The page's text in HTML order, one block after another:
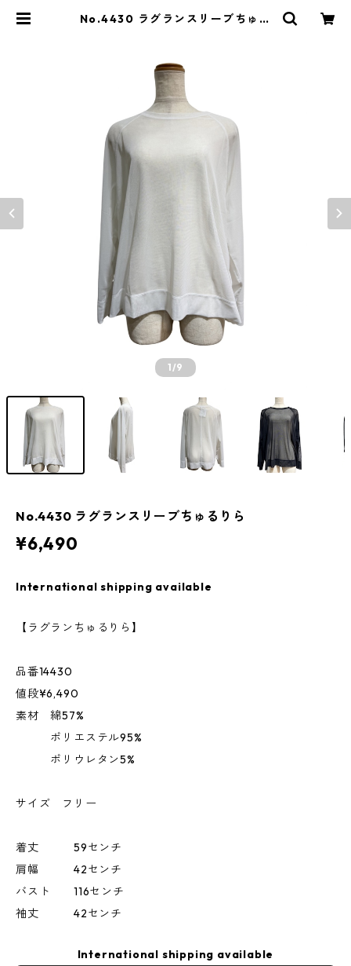
No.4430 ラグランスリーブちゅる
1/9
No.4430 ラグランスリーブちゅるりら
¥6,490
International shipping available
【ラグランちゅるりら】
品番14430
値段¥6,490
素材 綿57%
ポリエステル95%
ポリウレタン5%
サイズ フリー
着丈 59センチ
肩幅 42センチ
バスト 116センチ
袖丈 42センチ
International shipping available